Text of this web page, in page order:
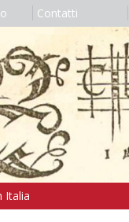
Contatti
Italia